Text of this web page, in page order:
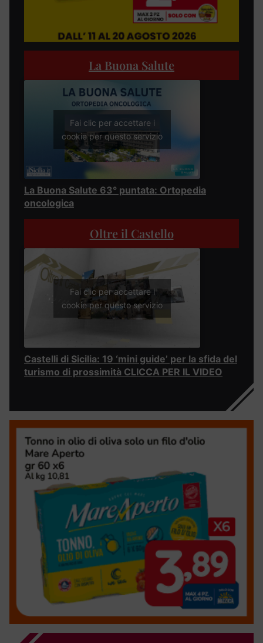
La Buona Salute
Fai clic per accettare i
cookie per questo servizio
La Buona Salute 63° puntata: Ortopedia
oncologica
Oltre il Castello
Fai clic per accettare i
cookie per questo servizio
Castelli di Sicilia: 19 ‘mini guide’ per la sfida del
turismo di prossimità CLICCA PER IL VIDEO